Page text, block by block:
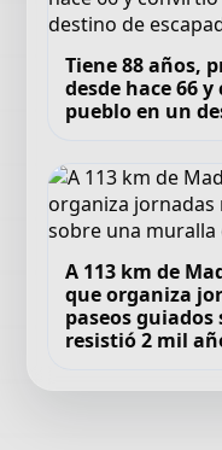
Tiene 88 años,
desde hace 66
pueblo en un
A 113 km de
que organiza
paseos
resistió 2 mil